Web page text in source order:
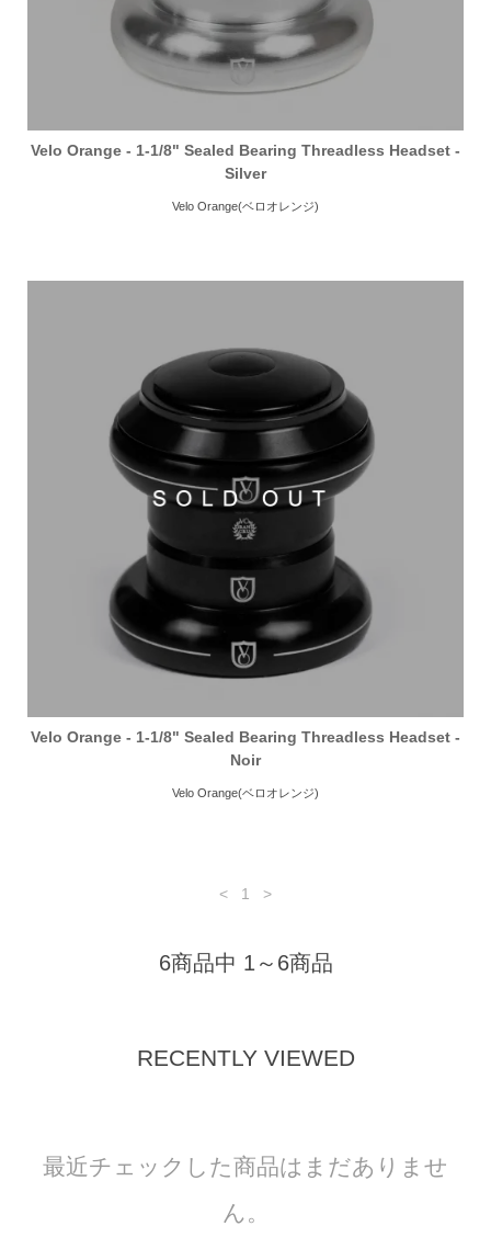
Velo Orange - 1-1/8" Sealed Bearing Threadless Headset -
Silver
Velo Orange(ベロオレンジ)
Velo Orange - 1-1/8" Sealed Bearing Threadless Headset -
Noir
Velo Orange(ベロオレンジ)
< 1 >
6商品中 1～6商品
RECENTLY VIEWED
最近チェックした商品はまだありませ
ん。